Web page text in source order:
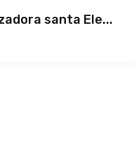
santa Ele...